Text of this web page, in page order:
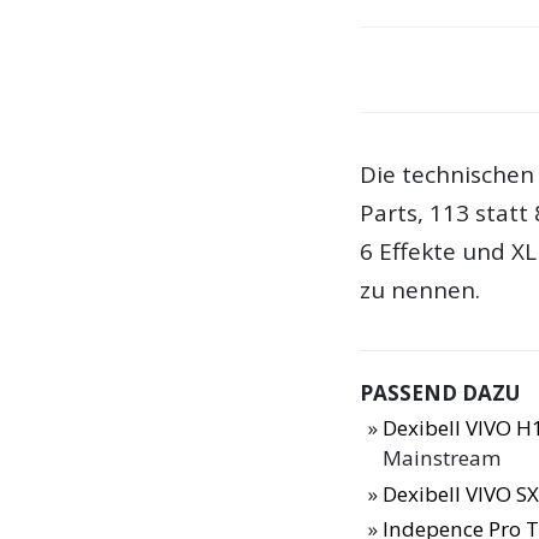
Die
Parts, 113 statt
6 Effekte und
zu nennen.
PASSEND DAZU
Dexibell VIVO
Mainstream
Dexibell VIVO
Indepence Pro